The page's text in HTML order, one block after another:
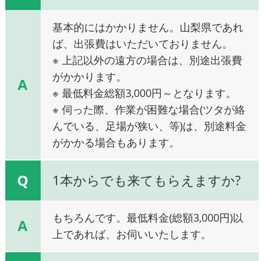
A
基本的にはかかりません。山梨県であれ
ば、出張費はいただいておりません。
※ 上記以外の遠方の場合は、別途出張費
がかかります。
※ 最低料金総額3,000円～となります。
※ 伺った際、作業が困難な場合(ツタが絡
んでいる、足場が狭い、等)は、別途料金
がかかる場合もあります。
Q 1本からでも来てもらえますか?
A
もちろんです。最低料金(総額3,000円)以
上であれば、お伺いいたします。